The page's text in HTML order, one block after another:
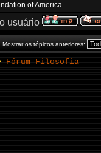
of America.
Mostrar os tópicos anteriores:
Fórum Filosofia